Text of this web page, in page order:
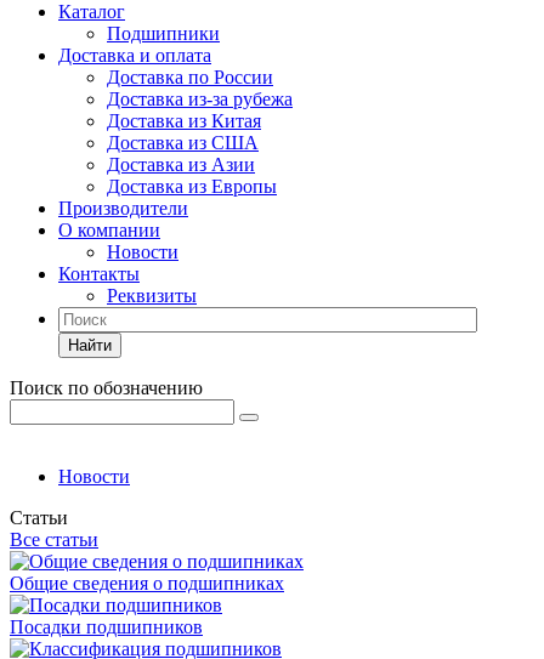
Каталог
Подшипники
Доставка и оплата
Доставка по России
Доставка из-за рубежа
Доставка из Китая
Доставка из США
Доставка из Азии
Доставка из Европы
Производители
О компании
Новости
Контакты
Реквизиты
Найти
Поиск по обозначению
Новости
Статьи
Все статьи
Общие сведения о подшипниках
Посадки подшипников